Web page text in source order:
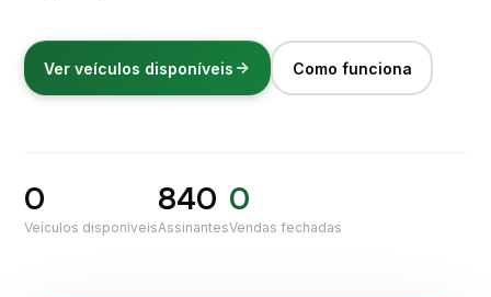
Ver veículos disponíveis Como funciona
0
Veículos disponíveis
840
Assinantes
0
Vendas fechadas